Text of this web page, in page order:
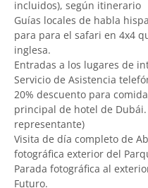
incluidos), según itinerario
Guías locales de habla
para para el safari en 4x4
inglesa.
Entradas a los lugares de
Servicio de Asistencia
20% descuento para
principal de hotel de
representante)
Visita de día completo de
fotográfica exterior del
Parada fotográfica al
Futuro.